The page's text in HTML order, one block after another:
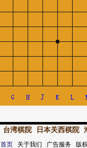
台湾棋院 日本关西棋院
首页关于我们 广告服务 版